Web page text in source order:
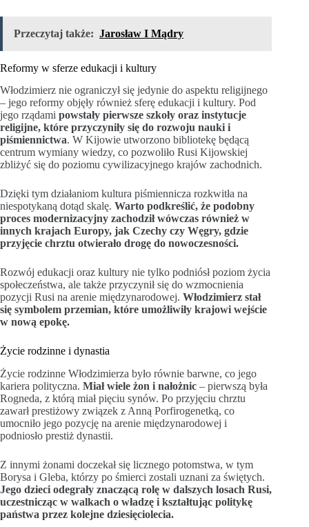
Przeczytaj także: Jarosław I Mądry
Reformy w sferze edukacji i kultury
Włodzimierz nie ograniczył się jedynie do aspektu religijnego
– jego reformy objęły również sferę edukacji i kultury. Pod
jego rządami powstały pierwsze szkoły oraz instytucje
religijne, które przyczyniły się do rozwoju nauki i
piśmiennictwa. W Kijowie utworzono bibliotekę będącą
centrum wymiany wiedzy, co pozwoliło Rusi Kijowskiej
zbliżyć się do poziomu cywilizacyjnego krajów zachodnich.
Dzięki tym działaniom kultura piśmiennicza rozkwitła na
niespotykaną dotąd skalę. Warto podkreślić, że podobny
proces modernizacyjny zachodził wówczas również w
innych krajach Europy, jak Czechy czy Węgry, gdzie
przyjęcie chrztu otwierało drogę do nowoczesności.
Rozwój edukacji oraz kultury nie tylko podniósł poziom życia
społeczeństwa, ale także przyczynił się do wzmocnienia
pozycji Rusi na arenie międzynarodowej. Włodzimierz stał
się symbolem przemian, które umożliwiły krajowi wejście
w nową epokę.
Życie rodzinne i dynastia
Życie rodzinne Włodzimierza było równie barwne, co jego
kariera polityczna. Miał wiele żon i nałożnic – pierwszą była
Rogneda, z którą miał pięciu synów. Po przyjęciu chrztu
zawarł prestiżowy związek z Anną Porfirogenetką, co
umocniło jego pozycję na arenie międzynarodowej i
podniosło prestiż dynastii.
Z innymi żonami doczekał się licznego potomstwa, w tym
Borysa i Gleba, którzy po śmierci zostali uznani za świętych.
Jego dzieci odegrały znaczącą rolę w dalszych losach Rusi,
uczestnicząc w walkach o władzę i kształtując politykę
państwa przez kolejne dziesięciolecia.